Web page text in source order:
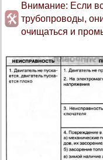
Внимание: Если
трубопроводы,
очищаться и